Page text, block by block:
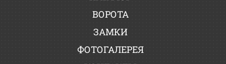
ВОРОТА
ЗАМКИ
ФОТОГАЛЕРЕЯ